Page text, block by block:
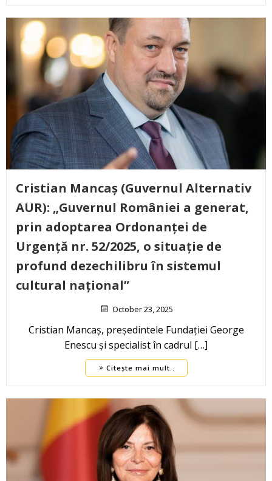
Cristian Mancaș (Guvernul Alternativ
AUR): „Guvernul României a generat,
prin adoptarea Ordonanței de
Urgență nr. 52/2025, o situație de
profund dezechilibru în sistemul
cultural național”
October 23, 2025
Cristian Mancaș, președintele Fundației George
Enescu și specialist în cadrul […]
Citește mai mult..